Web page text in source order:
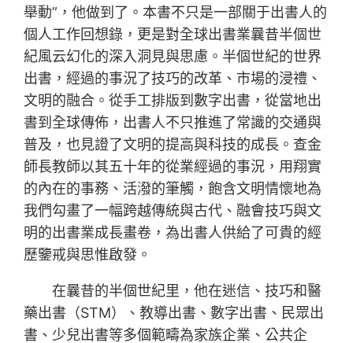
舉動”，他做到了。本書不只是一部關于出書人的
個人工作回想錄，更是對全球出書業曩昔半個世
紀風云幻化的深入洞見與思慮。半個世紀的世界
出書，經過的事況了技巧的改革、市場的浸禮、
文明的融合。從手工排版到數字出書，從當地出
書到全球傳佈，出書人不只推進了常識的交通與
普及，也見證了文明的提高與科技的成長。查金
師長教師以其五十年的從業經過的事況，用翔實
的內在的事務、活潑的筆觸，飽含文明情懷地為
我們勾畫了一幅跨越傳統與古代、融會技巧與文
明的出書業成長畫卷，為出書人供給了可貴的經
歷鑒戒與思惟啟發。
在曩昔的半個世紀里，他在迷信、技巧和醫
藥出書（STM）、教導出書、數字出書、民眾出
書、少兒出書等多個範疇為家族企業、公共企